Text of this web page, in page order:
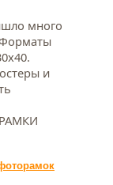
много
и